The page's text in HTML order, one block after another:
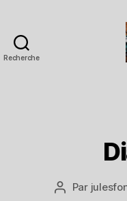
Recherche
Auteur
Par